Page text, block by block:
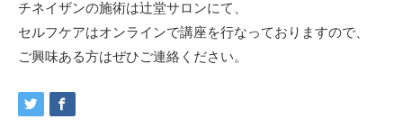
チネイザンの施術は辻堂サロンにて、
セルフケアはオンラインで講座を行なっておりますので、
ご興味ある方はぜひご連絡ください。